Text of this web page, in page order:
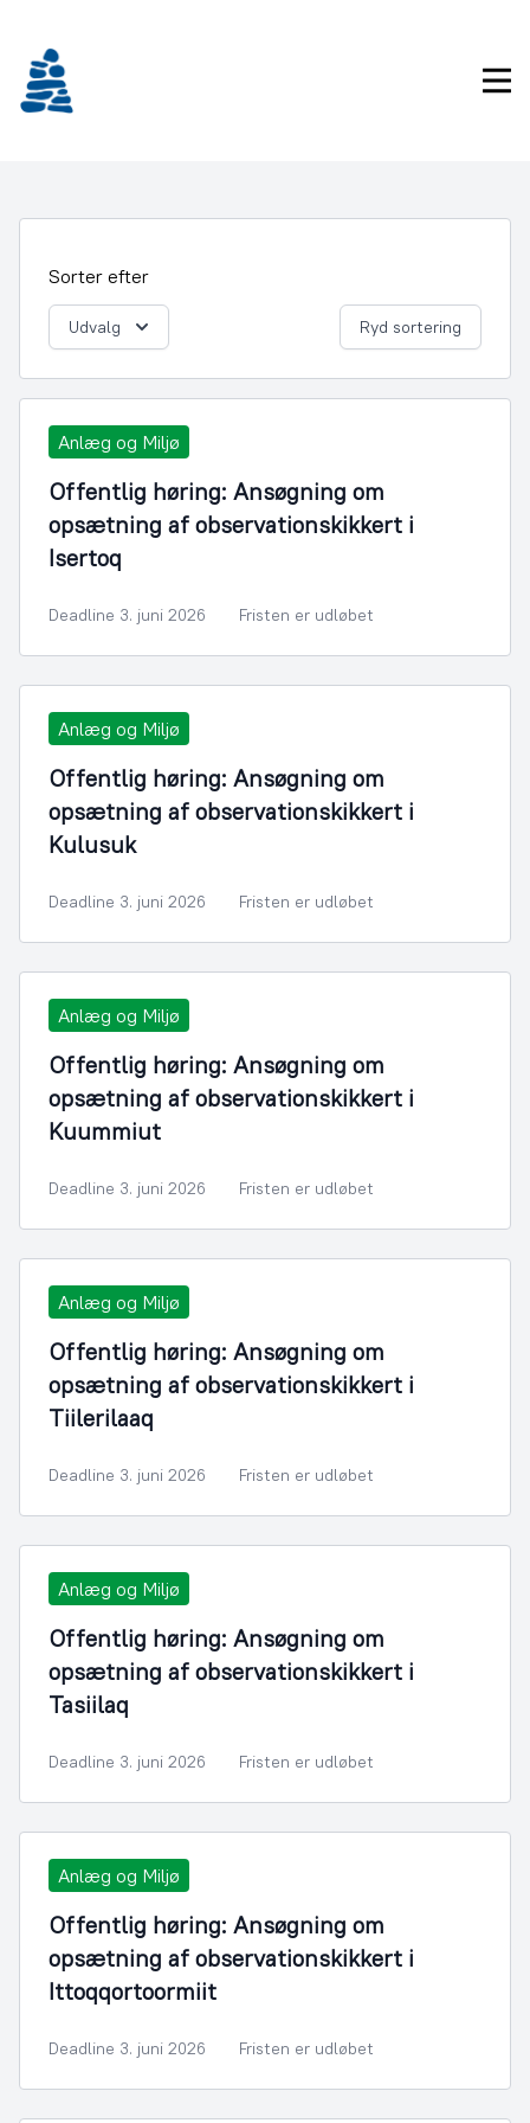
indhold
Sorter efter
Udvalg Ryd sortering
Anlæg og Miljø
Offentlig høring: Ansøgning om
opsætning af observationskikkert i
Isertoq
Deadline 3. juni 2026 Fristen er udløbet
Anlæg og Miljø
Offentlig høring: Ansøgning om
opsætning af observationskikkert i
Kulusuk
Deadline 3. juni 2026 Fristen er udløbet
Anlæg og Miljø
Offentlig høring: Ansøgning om
opsætning af observationskikkert i
Kuummiut
Deadline 3. juni 2026 Fristen er udløbet
Anlæg og Miljø
Offentlig høring: Ansøgning om
opsætning af observationskikkert i
Tiilerilaaq
Deadline 3. juni 2026 Fristen er udløbet
Anlæg og Miljø
Offentlig høring: Ansøgning om
opsætning af observationskikkert i
Tasiilaq
Deadline 3. juni 2026 Fristen er udløbet
Anlæg og Miljø
Offentlig høring: Ansøgning om
opsætning af observationskikkert i
Ittoqqortoormiit
Deadline 3. juni 2026 Fristen er udløbet